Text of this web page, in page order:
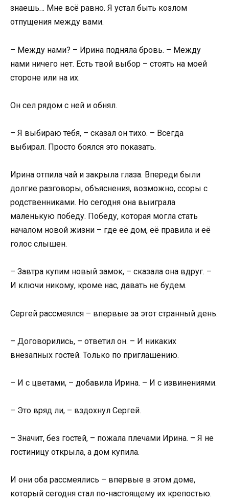
знаешь… Мне всё равно. Я устал быть козлом
отпущения между вами.
– Между нами? – Ирина подняла бровь. – Между
нами ничего нет. Есть твой выбор – стоять на моей
стороне или на их.
Он сел рядом с ней и обнял.
– Я выбираю тебя, – сказал он тихо. – Всегда
выбирал. Просто боялся это показать.
Ирина отпила чай и закрыла глаза. Впереди были
долгие разговоры, объяснения, возможно, ссоры с
родственниками. Но сегодня она выиграла
маленькую победу. Победу, которая могла стать
началом новой жизни – где её дом, её правила и её
голос слышен.
– Завтра купим новый замок, – сказала она вдруг. –
И ключи никому, кроме нас, давать не будем.
Сергей рассмеялся – впервые за этот странный день.
– Договорились, – ответил он. – И никаких
внезапных гостей. Только по приглашению.
– И с цветами, – добавила Ирина. – И с извинениями.
– Это вряд ли, – вздохнул Сергей.
– Значит, без гостей, – пожала плечами Ирина. – Я не
гостиницу открыла, а дом купила.
И они оба рассмеялись – впервые в этом доме,
который сегодня стал по-настоящему их крепостью.